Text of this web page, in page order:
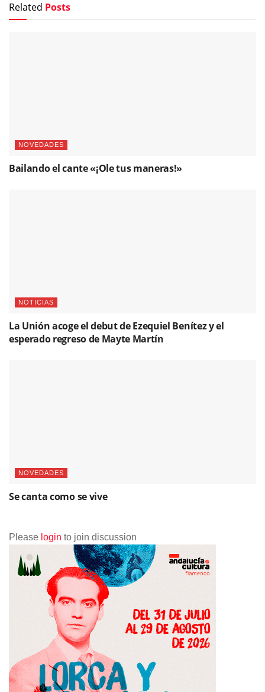
Related Posts
NOVEDADES
Bailando el cante «¡Ole tus maneras!»
NOTICIAS
La Unión acoge el debut de Ezequiel Benítez y el
esperado regreso de Mayte Martín
NOVEDADES
Se canta como se vive
Please login to join discussion